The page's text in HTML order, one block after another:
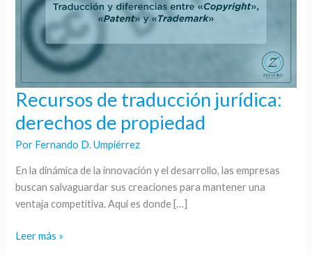
Recursos de traducción jurídica:
derechos de propiedad
Por Fernando D. Umpiérrez
En la dinámica de la innovación y el desarrollo, las empresas
buscan salvaguardar sus creaciones para mantener una
ventaja competitiva. Aquí es donde […]
Recursos
traducción
jurídica:
Leer más »